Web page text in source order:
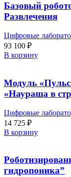
Базовый
Развлечения
Цифровые
93 100 ₽
В корзину
Модуль
«Наураша в
Цифровые
14 725 ₽
В корзину
гидропоника”